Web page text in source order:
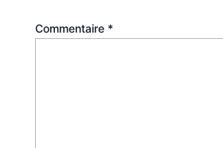
Commentaire *